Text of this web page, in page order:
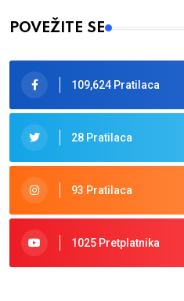
POVEŽITE SE
109,624 Pratilaca
28 Pratilaca
93 Pratilaca
1025 Pretplatnika